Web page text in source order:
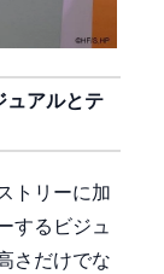
ュアルとテ
トリーに加
するビジュ
さだけでな